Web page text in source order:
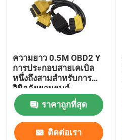
สายวินิจฉัย OBDII
สายจีพีเอส OBD
อะแดปเตอร์ปลั๊ก OBD2
สายวิเคราะห์รถบรรทุก
สายไฟฟ้ารถยนต์
ความยาว 0.5M OBD2 Y
การประกอบสายเคเบิล
หนึ่งถึงสามสำหรับการ
วินิจฉัยยานยนต์
ราคาถูกที่สุด
ติดต่อเรา